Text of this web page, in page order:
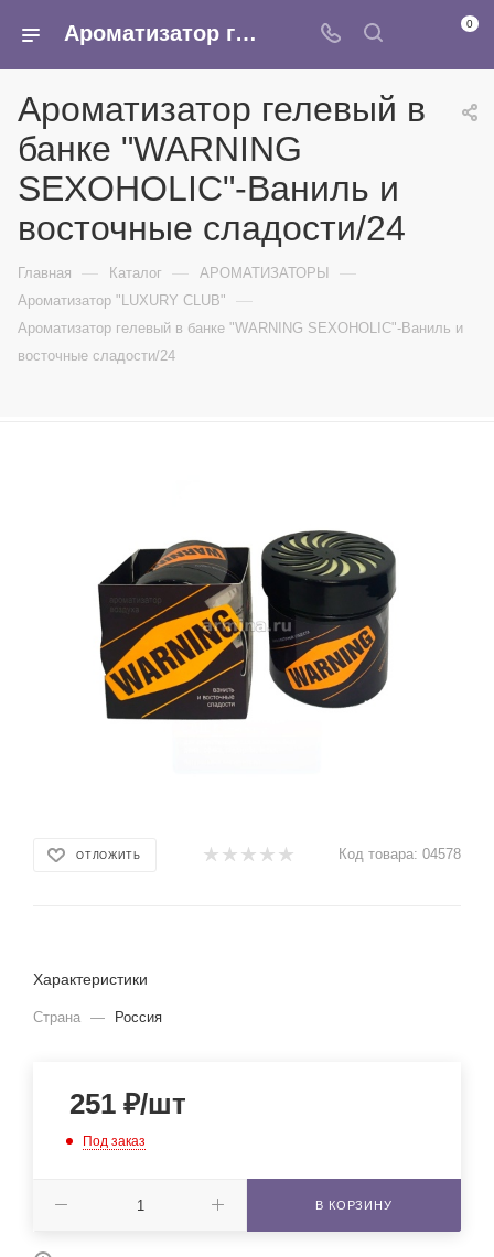
Ароматизатор гелевый в банке "WARNING SEXOHOLIC"-Ваниль и восточные сладости/24 - купить в интернет-магазине Армина 0
Ароматизатор гелевый в
банке "WARNING
SEXOHOLIC"-Ваниль и
восточные сладости/24
Главная — Каталог — АРОМАТИЗАТОРЫ —
Ароматизатор "LUXURY CLUB" —
Ароматизатор гелевый в банке "WARNING SEXOHOLIC"-Ваниль и
восточные сладости/24
ОТЛОЖИТЬ Код товара: 04578
Характеристики
Страна — Россия
251 ₽/шт
Под заказ
В КОРЗИНУ